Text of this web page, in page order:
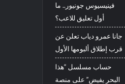
فينيسيوس جونيور.. ما
أول تعليق للاعب؟
جانا عمرو دياب تعلن عن
قرب إطلاق ألبومها الأول
حساب مسلسل “هذا
البحر يفيض” على منصة